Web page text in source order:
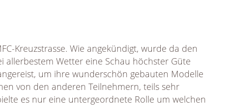
Kreuzstrasse. Wie angekündigt, wurde da den
Wetter eine Schau höchster Güte
um ihre wunderschön gebauten Modelle
von den anderen Teilnehmern, teils sehr
es nur eine untergeordnete Rolle um welchen